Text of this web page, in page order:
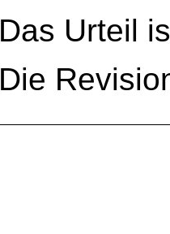
Das Urteil
Die